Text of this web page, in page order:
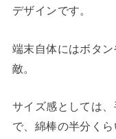
デザインです。
端末自体にはボタ
敵。
サイズ感としては
で、綿棒の半分くら